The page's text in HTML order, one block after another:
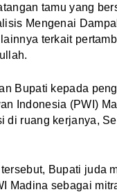
tamu yang
Mengenai
terkait
Bupati kepada
Indonesia (PWI)
di ruang kerjanya,
Bupati juda
Madina sebagai